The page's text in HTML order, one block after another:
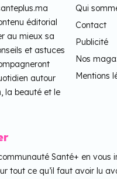
éditorial
au mieux sa
et astuces
autour
la beauté et le
Qui
Contact
Publicité
Nos
Mentions
Santé+ en vous
tout ce qu’il faut avoir lu